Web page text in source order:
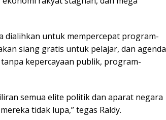
dialihkan untuk mempercepat program-
siang gratis untuk pelajar, dan agenda
kepercayaan publik, program-
semua elite politik dan aparat negara
tidak lupa,” tegas Raldy.